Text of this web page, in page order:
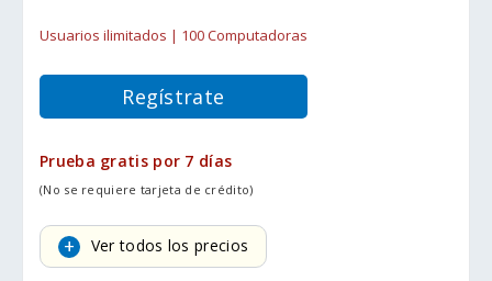
Usuarios ilimitados | 100 Computadoras
Regístrate
Prueba gratis por 7 días
(No se requiere tarjeta de crédito)
Ver todos los precios